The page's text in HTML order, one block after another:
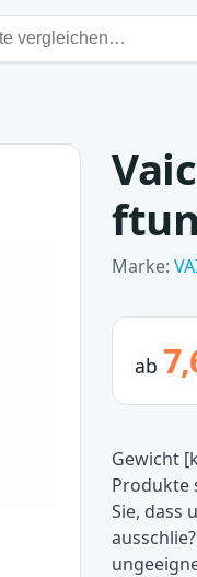
Marke:
ab
Gewicht
Produkte
Sie, dass